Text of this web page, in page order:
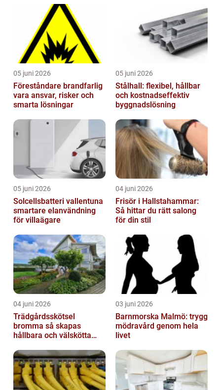
05 juni 2026
Föreståndare brandfarlig
vara ansvar, risker och
smarta lösningar
05 juni 2026
Stålhall: flexibel, hållbar
och kostnadseffektiv
byggnadslösning
05 juni 2026
Solcellsbatteri vallentuna
smartare elanvändning
för villaägare
04 juni 2026
Frisör i Hallstahammar:
Så hittar du rätt salong
för din stil
04 juni 2026
Trädgårdsskötsel
bromma så skapas
hållbara och välskötta
03 juni 2026
Barnmorska Malmö: trygg
mödravård genom hela
livet